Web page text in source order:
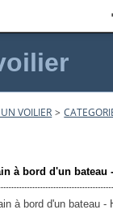
VOILIER >
à bord d'un bateau